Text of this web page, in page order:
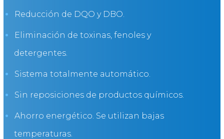
Reducción de DQO y DBO.
Eliminación de toxinas, fenoles y
detergentes.
Sistema totalmente automático.
Sin reposiciones de productos químicos.
Ahorro energético. Se utilizan bajas
temperaturas.